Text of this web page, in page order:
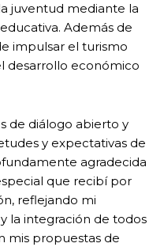
juventud mediante la
Además de
impulsar el turismo
desarrollo económico
de diálogo abierto y
y expectativas de
agradecida
que recibí por
reflejando mi
la integración de todos
mis propuestas de